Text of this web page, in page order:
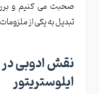
صحبت می کنیم و
تبدیل به یکی از
نقش ادوبی
ایلوستریتور